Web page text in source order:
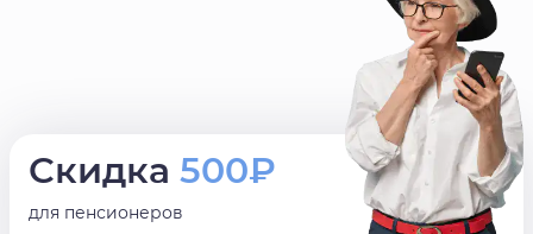
Скидка 500₽
для пенсионеров